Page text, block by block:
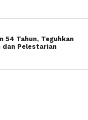
54 Tahun, Teguhkan
dan Pelestarian